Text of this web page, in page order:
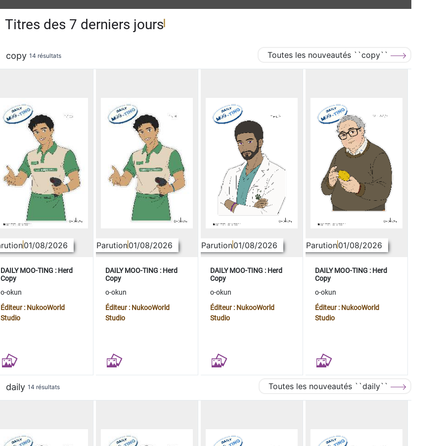
Titres des 7 derniers jours
copy 14 résultats Toutes les nouveautés ``copy``
01/08/2026
DAILY MOO-TING : Herd
Copy
o-okun
Éditeur : NukooWorld
Studio
Parution01/08/2026
DAILY MOO-TING : Herd
Copy
o-okun
Éditeur : NukooWorld
Studio
Parution01/08/2026
DAILY MOO-TING : Herd
Copy
o-okun
Éditeur : NukooWorld
Studio
Parution01/08/2026
DAILY MOO-TING : Herd
Copy
o-okun
Éditeur : NukooWorld
Studio
daily 14 résultats Toutes les nouveautés ``daily``